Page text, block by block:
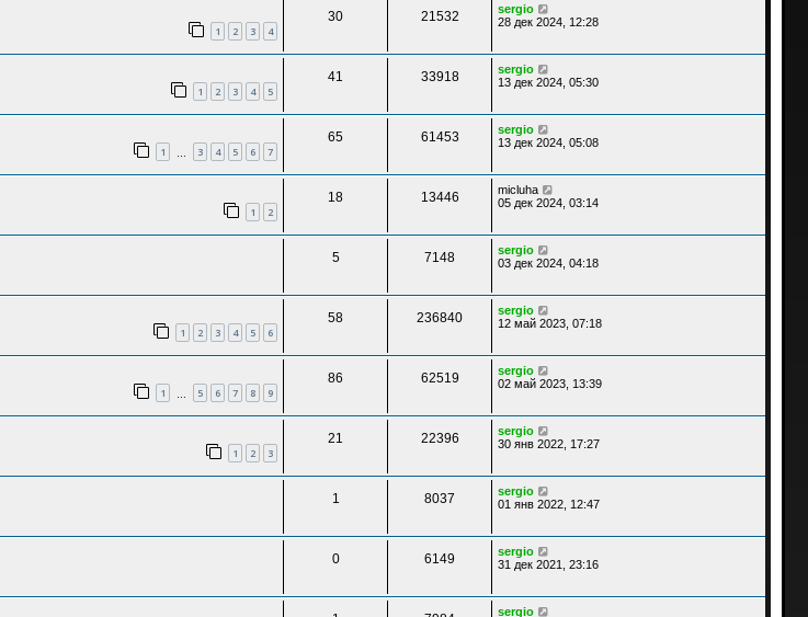
1 2 3 4
30 21532
sergio
28 дек 2024, 12:28
1 2 3 4 5
41 33918
sergio
13 дек 2024, 05:30
1 3 4 5 6 7
65 61453
sergio
13 дек 2024, 05:08
1 2
18 13446
micluha
05 дек 2024, 03:14
5 7148
sergio
03 дек 2024, 04:18
1 2 3 4 5 6
58 236840
sergio
12 май 2023, 07:18
1 5 6 7 8 9
86 62519
sergio
02 май 2023, 13:39
1 2 3
21 22396
sergio
30 янв 2022, 17:27
1 8037
sergio
01 янв 2022, 12:47
0 6149
sergio
31 дек 2021, 23:16
sergio